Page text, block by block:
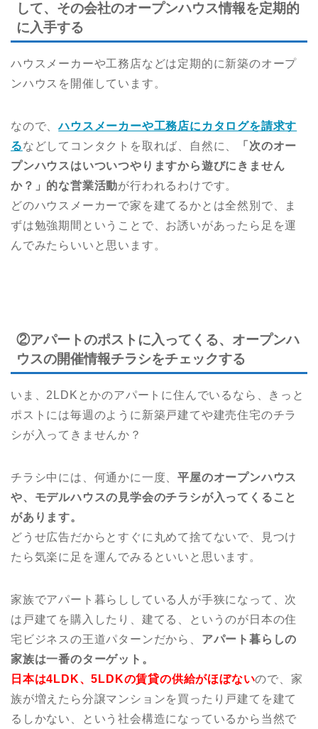
して、その会社のオープンハウス情報を定期的
に入手する
ハウスメーカーや工務店などは定期的に新築のオープ
ンハウスを開催しています。
なので、ハウスメーカーや工務店にカタログを請求す
るなどしてコンタクトを取れば、自然に、
「次のオー
プンハウスはいついつやりますから遊びにきません
か？」的な営業活動が行われるわけです。
どのハウスメーカーで家を建てるかとは全然別で、ま
ずは勉強期間ということで、お誘いがあったら足を運
んでみたらいいと思います。
②アパートのポストに入ってくる、オープンハ
ウスの開催情報チラシをチェックする
いま、2LDKとかのアパートに住んでいるなら、きっと
ポストには毎週のように新築戸建てや建売住宅のチラ
シが入ってきませんか？
チラシ中には、何通かに一度、平屋のオープンハウス
や、モデルハウスの見学会のチラシが入ってくること
があります。
どうせ広告だからとすぐに丸めて捨てないで、見つけ
たら気楽に足を運んでみるといいと思います。
家族でアパート暮らししている人が手狭になって、次
は戸建てを購入したり、建てる、というのが日本の住
宅ビジネスの王道パターンだから、 アパート暮らしの
家族は一番のターゲット。
日本は4LDK、5LDKの賃貸の供給がほぼないので、家
族が増えたら分譲マンションを買ったり戸建てを建て
るしかない、という社会構造になっているから当然で